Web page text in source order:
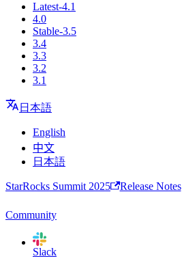
Latest-4.1
4.0
Stable-3.5
3.4
3.3
3.2
3.1
日本語
English
中文
日本語
StarRocks Summit 2025 Release Notes
Community
Slack